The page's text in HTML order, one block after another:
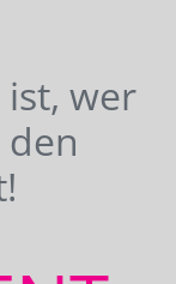
ist, wer
den